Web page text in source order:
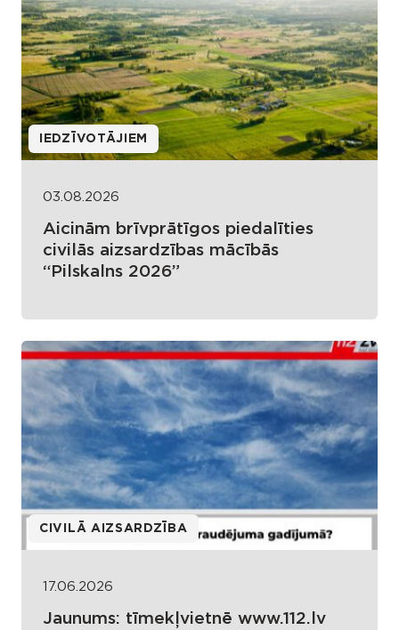
IEDZĪVOTĀJIEM
03.08.2026
Aicinām brīvprātīgos piedalīties
civilās aizsardzības mācībās
“Pilskalns 2026”
CIVILĀ AIZSARDZĪBA
17.06.2026
Jaunums: tīmekļvietnē www.112.lv